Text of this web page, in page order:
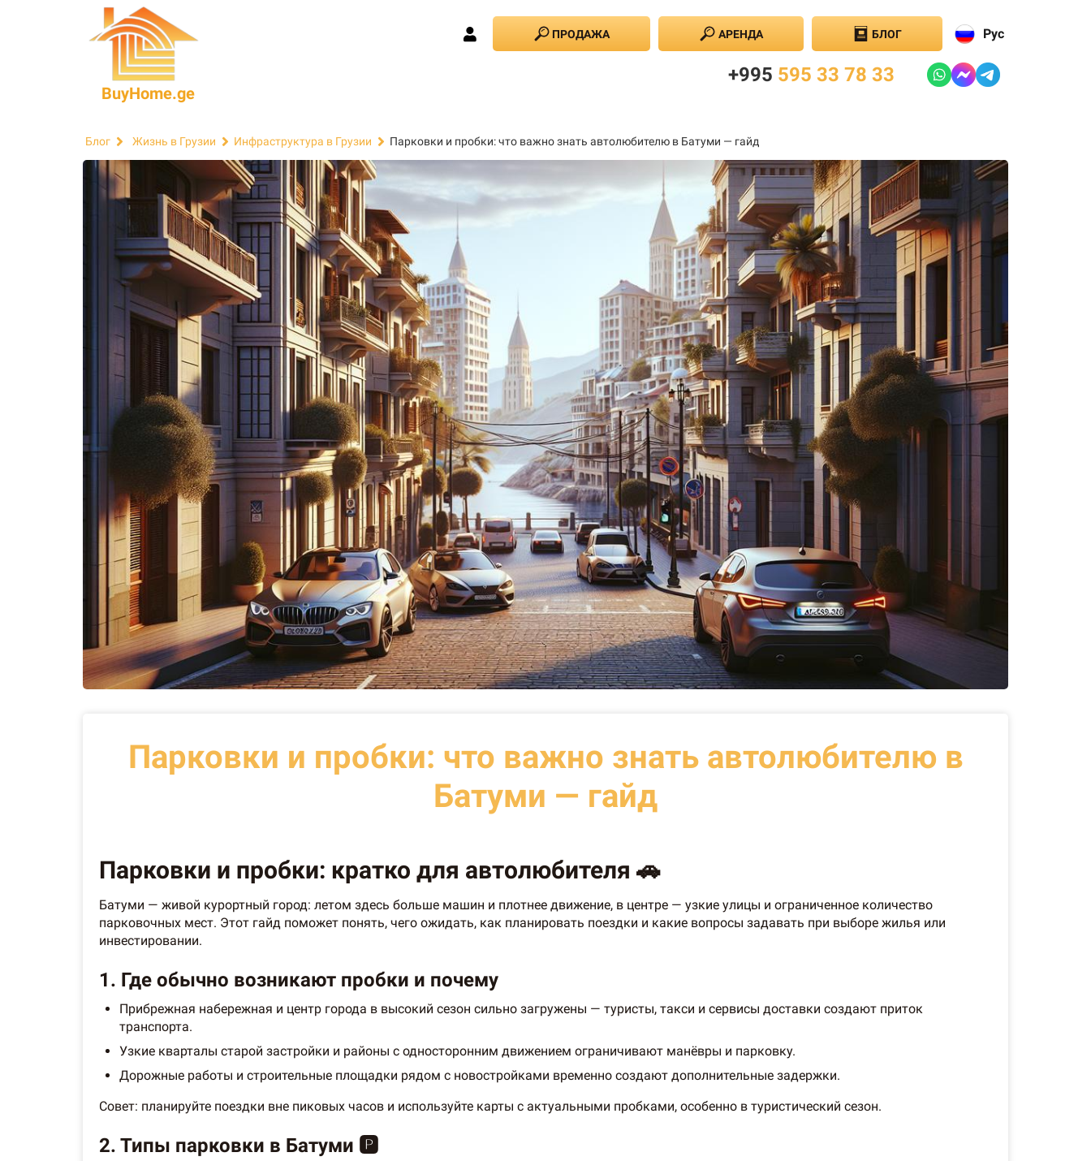
BuyHome.ge
ПРОДАЖА АРЕНДА БЛОГ Рус
+995 595 33 78 33
Блог Жизнь в Грузии Инфраструктура в Грузии Парковки и пробки: что важно знать автолюбителю в Батуми — гайд
Парковки и пробки: что важно знать автолюбителю в
Батуми — гайд
Парковки и пробки: кратко для автолюбителя 🚗
Батуми — живой курортный город: летом здесь больше машин и плотнее движение, в центре — узкие улицы и ограниченное количество
парковочных мест. Этот гайд поможет понять, чего ожидать, как планировать поездки и какие вопросы задавать при выборе жилья или
инвестировании.
1. Где обычно возникают пробки и почему
Прибрежная набережная и центр города в высокий сезон сильно загружены — туристы, такси и сервисы доставки создают приток
транспорта.
Узкие кварталы старой застройки и районы с односторонним движением ограничивают манёвры и парковку.
Дорожные работы и строительные площадки рядом с новостройками временно создают дополнительные задержки.
Совет: планируйте поездки вне пиковых часов и используйте карты с актуальными пробками, особенно в туристический сезон.
2. Типы парковки в Батуми 🅿️